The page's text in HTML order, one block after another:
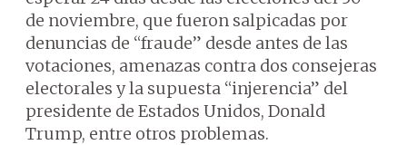
de noviembre, que fueron salpicadas por
denuncias de “fraude” desde antes de las
votaciones, amenazas contra dos consejeras
electorales y la supuesta “injerencia” del
presidente de Estados Unidos, Donald
Trump, entre otros problemas.